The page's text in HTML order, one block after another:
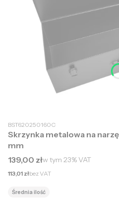
BST620250160C
Skrzynka metalowa na
mm
Cena brutto
139,00 złw tym 23%VAT
Cena netto
113,01 złbez VAT
Średnia ilość